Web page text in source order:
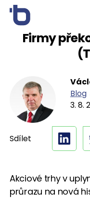
Firmy
Blog
3. 8.
Sdílet
Akciové trhy v
průrazu na nová